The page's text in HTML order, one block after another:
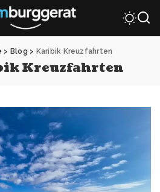
> Blog > Karibik Kreuzfahrten
Kreuzfahrten